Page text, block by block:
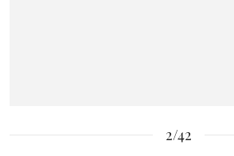
2/42